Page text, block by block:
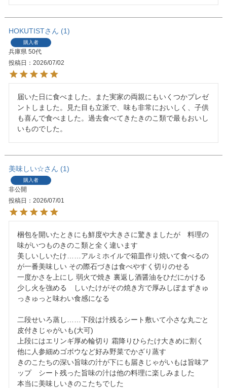
HOKUTIST 1
購入者
兵庫県 50代
投稿日
2026/07/02
届いた日に食べました。また実家の両親にもいくつかプレゼ
ントしました。見た目も立派で、味も非常においしく、子供
も喜んで食べました。過去食べてきたきのこ類で最もおいし
いものでした。
美味しい☆ 1
購入者
非公開
投稿日
2026/07/01
梱包を開いたときにも鮮度や大きさに驚きましたが　料理の
味がいつものきのこ類と全く違います
美しいしいたけ……アルミホイルで箱皿作り焼いて食べるの
が一番美味しい その際石づきは食べやすく切りのせる
一度かさを上にし 弱火で焼き 裏返し酒醤油をひだにかける
少し火を強める　しいたけがその焼き方で厚みしぼまずきゅ
っきゅっと味わい食感になる
二段せいろ蒸し……下段は汁残るシート敷いて小さな丸ごと
皮付きじゃがいも(大可)
上段にはエリンギ厚め輪切り 霜降りひらたけ大きめに割く
他に人参細めゴボウなど好み野菜でかざり蒸す
きのこたちの深い旨味の汁が下にも届きじゃがいもは旨味ア
ップ　シート残った旨味の汁は他の料理に楽しみました
本当に美味しいきのこたちでした